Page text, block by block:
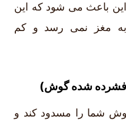
باعث می شود که این
به مغز نمی رسد و کم
شده گوش)
شما را مسدود کند و